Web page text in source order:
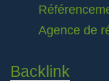
Agence de
Backlink